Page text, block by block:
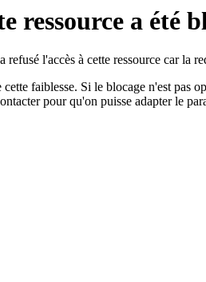
ressource a été
l'accès à cette ressource car la
faiblesse. Si le blocage n'est pas
pour qu'on puisse adapter le